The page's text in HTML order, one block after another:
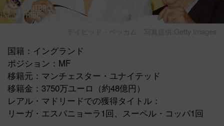
デイビッド・ベッカム 写真提供:Getty Images
国籍：イングランド
ポジション：MF
移籍元：マンチェスター・ユナイテッド
移籍金：3750万ユーロ（約48億円）
レアル・マドリードでの獲得タイトル：
リーガ・エスパニョーラ1回、スーペル・コッパ1回